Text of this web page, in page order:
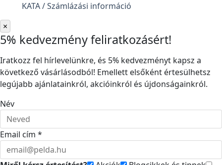
KATA / Számlázási információ
×
5% kedvezmény feliratkozásért!
Iratkozz fel hírlevelünkre, és 5% kedvezményt kapsz a
következő vásárlásodból! Emellett elsőként értesülhetsz
legújabb ajánlatainkról, akcióinkról és újdonságainkról.
Név
Email cím *